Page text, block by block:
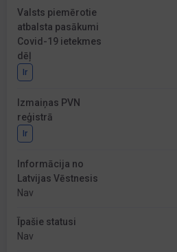
Valsts piemērotie
atbalsta pasākumi
Covid-19 ietekmes
dēļ
Ir
Izmaiņas PVN
reģistrā
Ir
Informācija no
Latvijas Vēstnesis
Nav
Īpašie statusi
Nav